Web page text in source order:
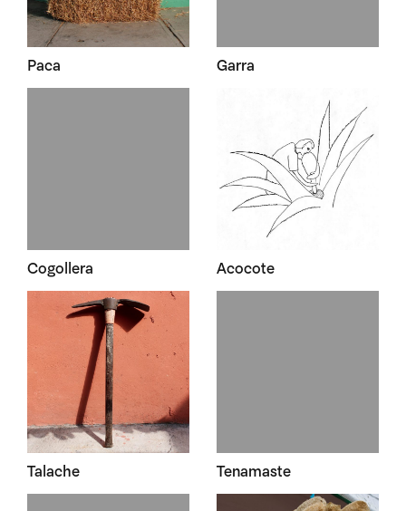
Paca Garra
Cogollera Acocote
Talache Tenamaste